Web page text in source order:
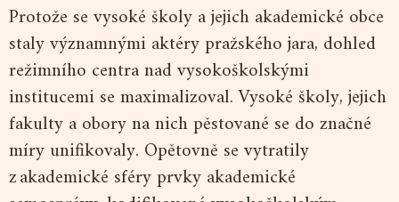
Protože se vysoké školy a jejich akademické obce
staly významnými aktéry pražského jara, dohled
režimního centra nad vysokoškolskými
institucemi se maximalizoval. Vysoké školy, jejich
fakulty a obory na nich pěstované se do značné
míry unifikovaly. Opětovně se vytratily
z akademické sféry prvky akademické